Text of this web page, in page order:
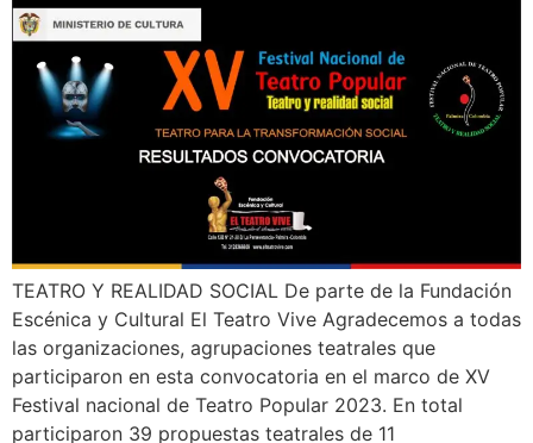
TEATRO Y REALIDAD SOCIAL De parte de la Fundación
Escénica y Cultural El Teatro Vive Agradecemos a todas
las organizaciones, agrupaciones teatrales que
participaron en esta convocatoria en el marco de XV
Festival nacional de Teatro Popular 2023. En total
participaron 39 propuestas teatrales de 11